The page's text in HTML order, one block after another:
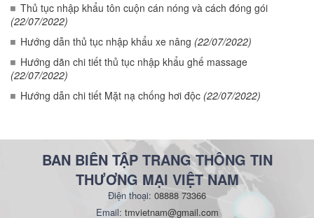
Thủ tục nhập khẩu tôn cuộn cán nóng và cách đóng gói
(22/07/2022)
Hướng dẫn thủ tục nhập khẩu xe nâng (22/07/2022)
Hướng dãn chi tiết thủ tục nhập khẩu ghế massage
(22/07/2022)
Hướng dẫn chi tiết Mặt nạ chống hơi độc (22/07/2022)
BAN BIÊN TẬP TRANG THÔNG TIN
THƯƠNG MẠI VIỆT NAM
Điện thoại: 08888 73366
Email: tmvietnam@gmail.com